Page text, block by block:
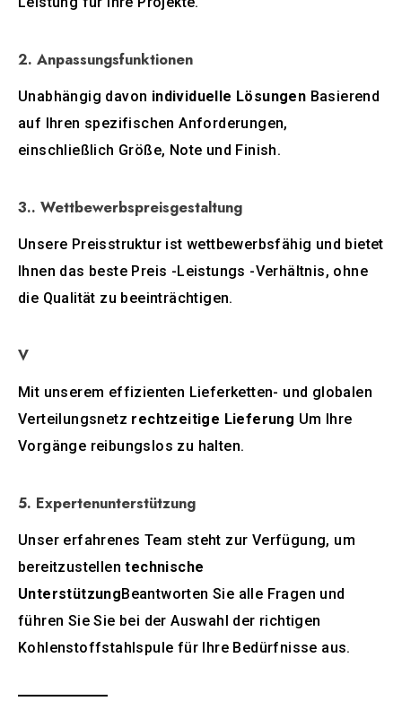
2. Anpassungsfunktionen
Unabhängig davon individuelle Lösungen Basierend
auf Ihren spezifischen Anforderungen,
einschließlich Größe, Note und Finish.
3.. Wettbewerbspreisgestaltung
Unsere Preisstruktur ist wettbewerbsfähig und bietet
Ihnen das beste Preis -Leistungs -Verhältnis, ohne
die Qualität zu beeinträchtigen.
V
Mit unserem effizienten Lieferketten- und globalen
Verteilungsnetz rechtzeitige Lieferung Um Ihre
Vorgänge reibungslos zu halten.
5. Expertenunterstützung
Unser erfahrenes Team steht zur Verfügung, um
bereitzustellentechnische
UnterstützungBeantworten Sie alle Fragen und
führen Sie Sie bei der Auswahl der richtigen
Kohlenstoffstahlspule für Ihre Bedürfnisse aus.